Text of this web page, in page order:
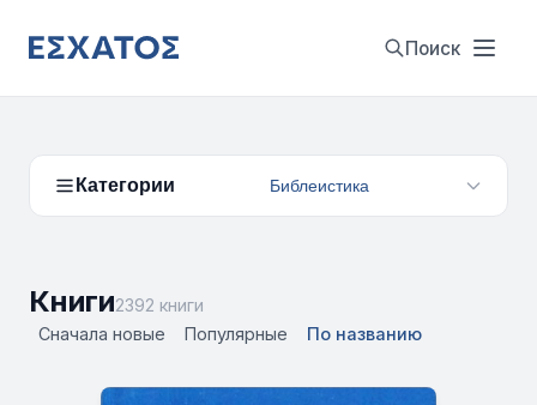
Поиск
Категории Библеистика
Книги2392 книги
Сначала новые
Популярные По названию